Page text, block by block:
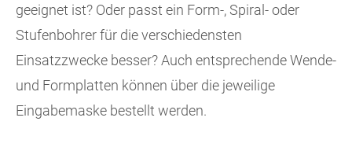
geeignet ist? Oder passt ein Form-, Spiral- oder
Stufenbohrer für die verschiedensten
Einsatzzwecke besser? Auch entsprechende Wende-
und Formplatten können über die jeweilige
Eingabemaske bestellt werden.